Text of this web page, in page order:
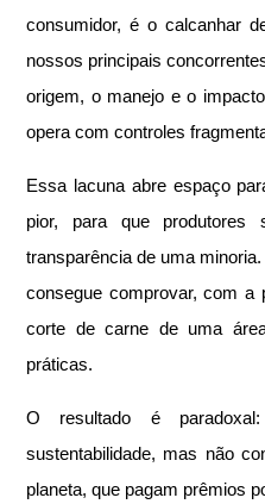
consumidor, é o calcanhar
nossos principais
origem, o manejo e o
opera com controles
Essa lacuna abre espaço
pior, para que produtores
transparência de uma
consegue comprovar, com a
corte de carne de uma
práticas.
O resultado é
sustentabilidade, mas não
planeta, que pagam prêmios